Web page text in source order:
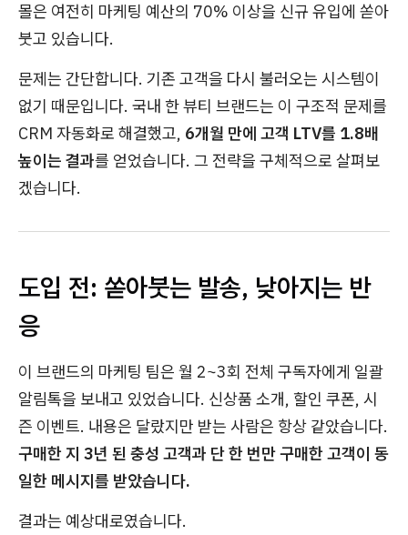
몰은 여전히 마케팅 예산의 70% 이상을 신규 유입에 쏟아
붓고 있습니다.
문제는 간단합니다. 기존 고객을 다시 불러오는 시스템이
없기 때문입니다. 국내 한 뷰티 브랜드는 이 구조적 문제를
CRM 자동화로 해결했고, 6개월 만에 고객 LTV를 1.8배
높이는 결과를 얻었습니다. 그 전략을 구체적으로 살펴보
겠습니다.
도입 전: 쏟아붓는 발송, 낮아지는 반
응
이 브랜드의 마케팅 팀은 월 2~3회 전체 구독자에게 일괄
알림톡을 보내고 있었습니다. 신상품 소개, 할인 쿠폰, 시
즌 이벤트. 내용은 달랐지만 받는 사람은 항상 같았습니다.
구매한 지 3년 된 충성 고객과 단 한 번만 구매한 고객이 동
일한 메시지를 받았습니다.
결과는 예상대로였습니다.